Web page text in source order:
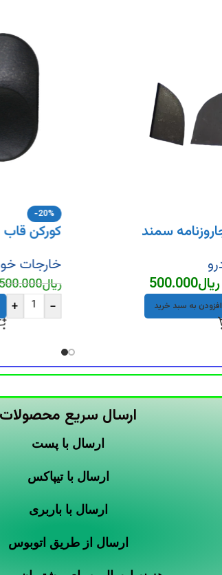
سمند
ریال500.000
افزودن به سبد خرید
-20%
کورکن قاب
خارجات
ریال
-
+
ارسال سریع محصولات
ارسال با پست
ارسال با تیپاکس
ارسال با باربری
ارسال از طریق اتوبوس